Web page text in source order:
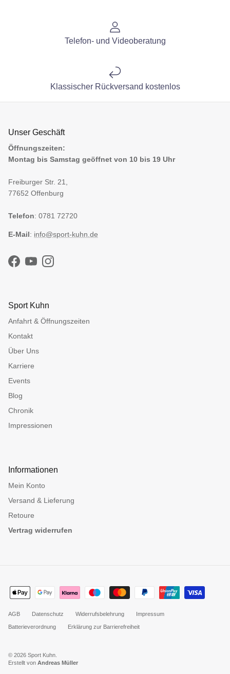
Telefon- und Videoberatung
Klassischer Rückversand kostenlos
Unser Geschäft
Öffnungszeiten:
Montag bis Samstag geöffnet von 10 bis 19 Uhr
Freiburger Str. 21,
77652 Offenburg
Telefon: 0781 72720
E-Mail: info@sport-kuhn.de
Facebook
YouTubeInstagram
Sport Kuhn
Anfahrt & Öffnungszeiten
Kontakt
Über Uns
Karriere
Events
Blog
Chronik
Impressionen
Informationen
Mein Konto
Versand & Lieferung
Retoure
Vertrag widerrufen
AGB Datenschutz Widerrufsbelehrung Impressum
Batterieverordnung Erklärung zur Barrierefreiheit
© 2026 Sport Kuhn
Erstellt von Andreas Müller